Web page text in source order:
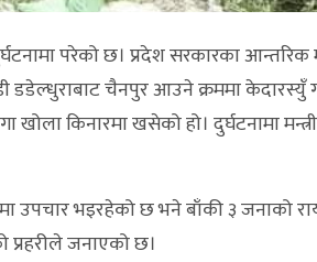
परेको छ। प्रदेश सरकारका आन्तरिक
डडेल्धुराबाट चैनपुर आउने क्रममा केदारस्युँ
किनारमा खसेको हो। दुर्घटनामा
उपचार भइरहेको छ भने बाँकी ३ जनाको
जनाएको छ।